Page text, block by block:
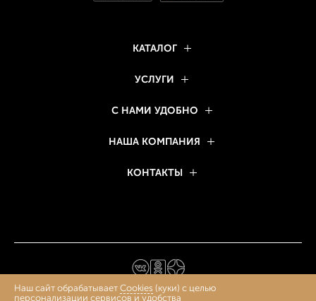
КАТАЛОГ
УСЛУГИ
С НАМИ УДОБНО
НАША КОМПАНИЯ
КОНТАКТЫ
Наш сайт обрабатывает Cookies (куки) с целью
персонализации сервисов и удобства